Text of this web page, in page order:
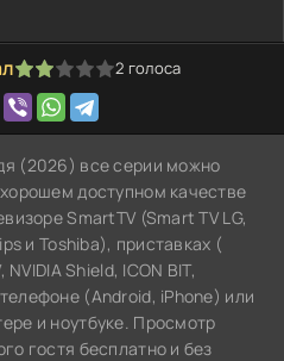
2 голоса
(2026) все серии можно
доступном качестве
SmartTV (Smart TV LG,
и Toshiba), приставках (
Shield, ICON BIT,
телефоне (Android, iPhone) или
и ноутбуке. Просмотр
гостя бесплатно и без